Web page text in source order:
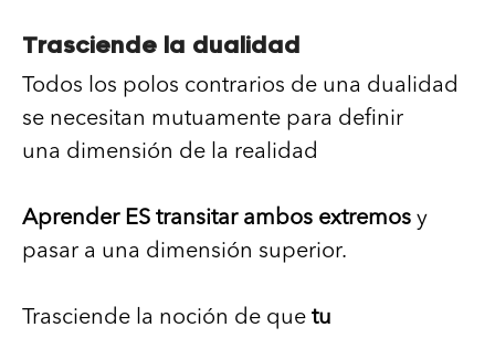
Trasciende la dualidad
Todos los polos contrarios de una dualidad
se necesitan mutuamente para definir
una dimensión de la realidad
Aprender ES transitar ambos extremos y
pasar a una dimensión superior.
Trasciende la noción de que tu